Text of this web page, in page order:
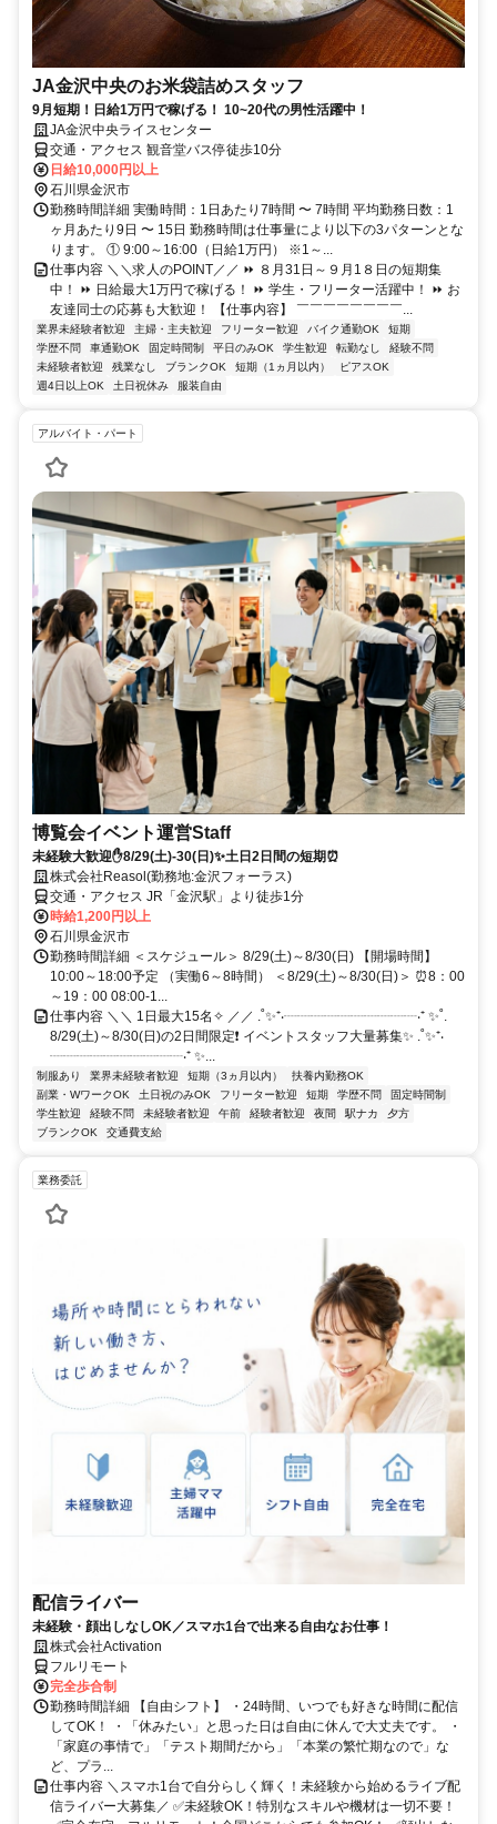
JA金沢中央のお米袋詰めスタッフ
9月短期！日給1万円で稼げる！ 10~20代の男性活躍中！
JA金沢中央ライスセンター
交通・アクセス 観音堂バス停徒歩10分
日給10,000円以上
石川県金沢市
勤務時間詳細 実働時間：1日あたり7時間 〜 7時間 平均勤務日数：1
ヶ月あたり9日 〜 15日 勤務時間は仕事量により以下の3パターンとな
ります。 ① 9:00～16:00（日給1万円） ※1～...
仕事内容 ＼＼求人のPOINT／／ ⏩ ８月31日～９月1８日の短期集
中！ ⏩ 日給最大1万円で稼げる！ ⏩ 学生・フリーター活躍中！ ⏩ お
友達同士の応募も大歓迎！ 【仕事内容】 ￣￣￣￣￣￣￣￣...
業界未経験者歓迎 主婦・主夫歓迎 フリーター歓迎 バイク通勤OK
短期
学歴不問
車通勤OK 固定時間制 平日のみOK 学生歓迎 転勤なし
経験不問
未経験者歓迎
残業なし ブランクOK 短期（1ヵ月以内）
ピアスOK
週4日以上OK
土日祝休み 服装自由
アルバイト・パート
博覧会イベント運営Staff
未経験大歓迎✋8/29(土)-30(日)✨土日2日間の短期⏰
株式会社Reasol(勤務地:金沢フォーラス)
交通・アクセス JR「金沢駅」より徒歩1分
時給1,200円以上
石川県金沢市
勤務時間詳細 ＜スケジュール＞ 8/29(土)～8/30(日) 【開場時間】
10:00～18:00予定 （実働6～8時間） ＜8/29(土)～8/30(日)＞ ⏰8：00
～19：00 08:00-1...
仕事内容 ＼＼ 1日最大15名✧ ／／ .˚✨⁺‧┈┈┈┈┈┈┈┈┈┈‧⁺ ✨˚.
8/29(土)～8/30(日)の2日間限定❗ イベントスタッフ大量募集✨ .˚✨⁺‧
┈┈┈┈┈┈┈┈┈┈‧⁺ ✨...
制服あり 業界未経験者歓迎 短期（3ヵ月以内）
扶養内勤務OK
副業・WワークOK
土日祝のみOK フリーター歓迎 短期 学歴不問
固定時間制
学生歓迎
経験不問 未経験者歓迎 午前 経験者歓迎 夜間 駅ナカ
夕方
ブランクOK
交通費支給
業務委託
配信ライバー
未経験・顔出しなしOK／スマホ1台で出来る自由なお仕事！
株式会社Activation
フルリモート
完全歩合制
勤務時間詳細 【自由シフト】 ・24時間、いつでも好きな時間に配信
してOK！ ・「休みたい」と思った日は自由に休んで大丈夫です。 ・
「家庭の事情で」「テスト期間だから」「本業の繁忙期なので」な
ど、プラ...
仕事内容 ＼スマホ1台で自分らしく輝く！未経験から始めるライブ配
信ライバー大募集／ ✅未経験OK！特別なスキルや機材は一切不要！